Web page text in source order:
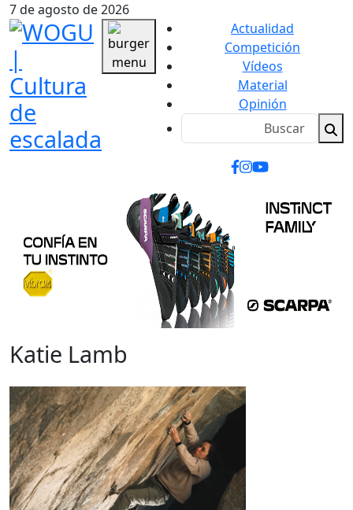
7 de agosto de 2026
Actualidad
Competición
Vídeos
Material
Opinión
Katie Lamb